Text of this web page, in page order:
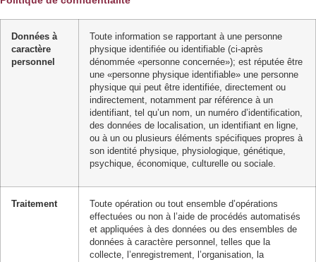
Données à
caractère
personnel
Toute information se rapportant à une personne
physique identifiée ou identifiable (ci-après
dénommée «personne concernée»); est réputée être
une «personne physique identifiable» une personne
physique qui peut être identifiée, directement ou
indirectement, notamment par référence à un
identifiant, tel qu’un nom, un numéro d’identification,
des données de localisation, un identifiant en ligne,
ou à un ou plusieurs éléments spécifiques propres à
son identité physique, physiologique, génétique,
psychique, économique, culturelle ou sociale.
Traitement
Toute opération ou tout ensemble d’opérations
effectuées ou non à l’aide de procédés automatisés
et appliquées à des données ou des ensembles de
données à caractère personnel, telles que la
collecte, l’enregistrement, l’organisation, la